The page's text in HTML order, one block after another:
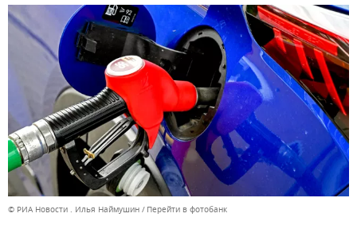
© РИА Новости . Илья Наймушин Перейти в фотобанк